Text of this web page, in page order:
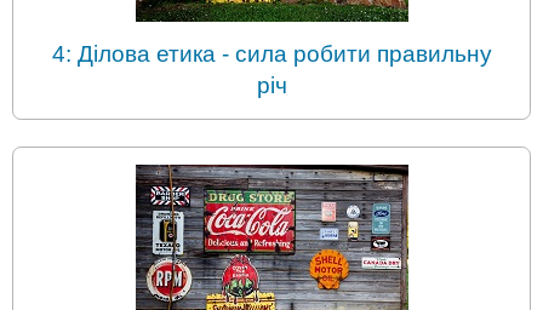
4: Ділова етика - сила робити правильну
річ